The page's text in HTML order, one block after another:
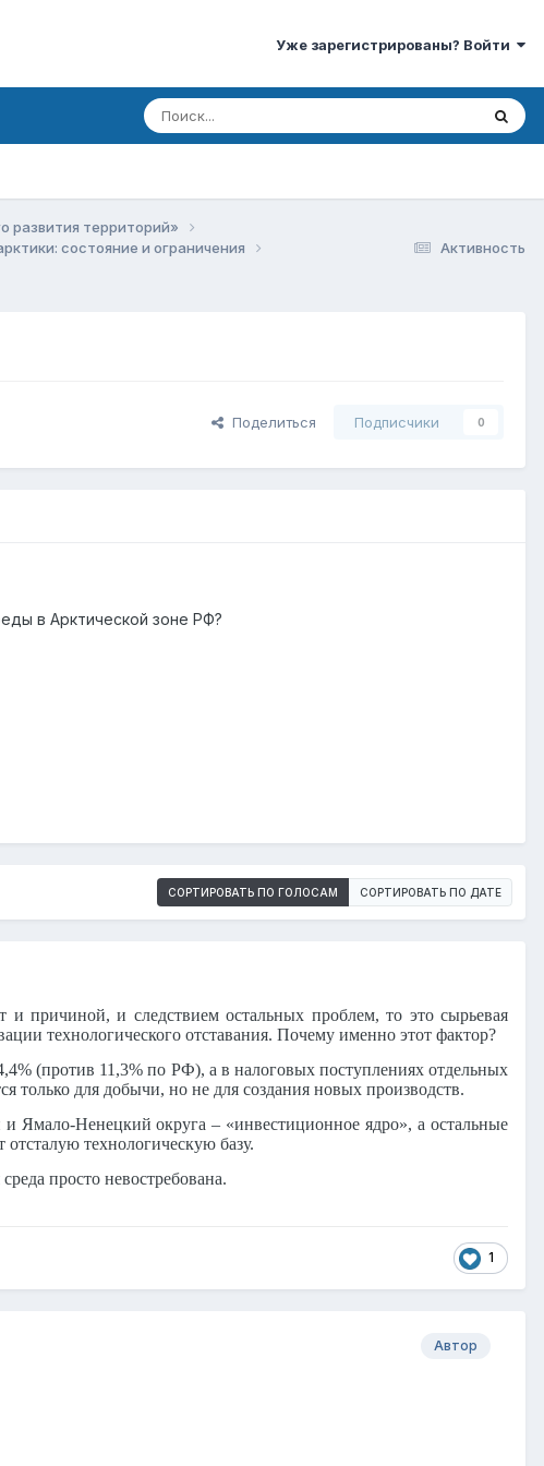
Уже зарегистрированы? Войти
Активность
развития территорий»
состояние и ограничения
Поделиться Подписчики 0
в Арктической зоне РФ?
СОРТИРОВАТЬ ПО ГОЛОСАМ СОРТИРОВАТЬ ПО ДАТЕ
причиной, и следствием остальных проблем, то это сырьевая
технологического отставания. Почему именно этот фактор?
(против 11,3% по РФ), а в налоговых поступлениях отдельных
только для добычи, но не для создания новых производств.
Ненецкий округа – «инвестиционное ядро», а остальные
технологическую базу.
просто невостребована.
1
Автор